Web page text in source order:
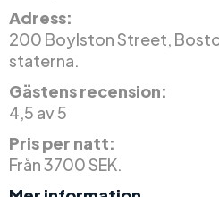
Adress:
200 Boylston Street,
staterna.
Gästens recension:
4,5 av 5
Pris per natt:
Från 3700 SEK.